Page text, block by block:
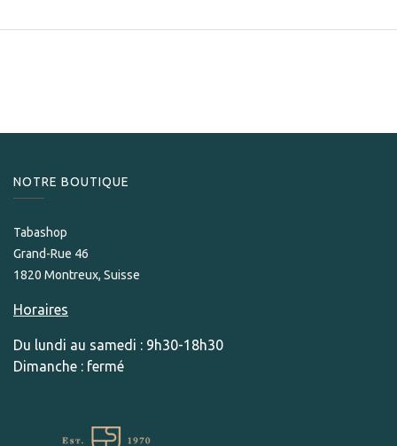
NOTRE BOUTIQUE
Tabashop
Grand-Rue 46
1820 Montreux, Suisse
Horaires
Du lundi au samedi : 9h30-18h30
Dimanche : fermé